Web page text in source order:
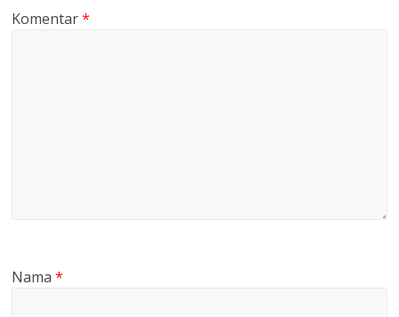
Komentar*
Nama*